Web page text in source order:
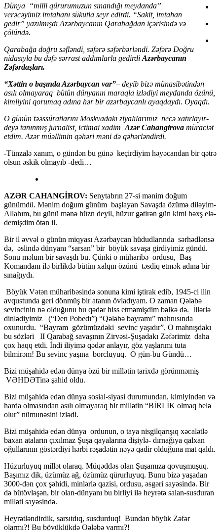
Dünya “milli qürurumuzun sınandığı meydanda”
verəcəyimiz imtahanı sükutla seyr edirdi. “Sakit, imtahan
gedir” yazılmışdı Azərbaycanın Qarabağdan içərisində və
çölündə.
Qarabağa doğru səfləndi, səfərə səfərbərləndi. Zəfərə Doğru
nidasıyla bu dəfə sərrast addımlarla gedirdi Azərbaycanın
Zəfərdaşları.
“Xəttin o başında Azərbaycan var”– deyib bizə münasibətindən
asılı olmayaraq bütün dünyanın maraqla izlədiyi meydanda özünü,
kimliyini qorumaq adına hər bir azərbaycanlı ayaqdaydı. Oyaqdı.
O günün təəssüratlarını Moskvadakı ziyalılarımız necə xatırlayır-
deyə tanınmış jurnalist, ictimai xadim Azər Cahangirova müraciət
etdim. Azər müəllimin qəhəri məni də qəhərləndirdi.
-Tünzalə xanım, o gündən bu günə keçirdiyim həyəcandan bir qətrə
olsun əskik olmayıb -dedi…
AZƏR CAHANGİROV: Senytabrın 27-si mənim doğum
günümdü. Mənim doğum günüm başlayan Savaşda özümə diləyim-
Allahım, bu günü mənə hüzn deyil, hüzur gətirən gün kimi bəxş elə-
demişdim ötən il.
Bir il əvvəl o günün miqyası Azərbaycan hüdudlarında sərhədlənsə
də, əslində dünyanı “sarsan” bir böyük savaşa girdiyimiz gündü.
Sonu məlum bir savaşdı bu. Çünki o müharibə ordusu, Baş
Komandanı ilə birlikdə bütün xalqın özünü təsdiq etmək adına bir
sınağıydı.
Böyük Vətən müharibəsində sonuna kimi iştirak edib, 1945-ci ilin
avqustunda geri dönmüş bir atanın övladıyam. O zaman Qələbə
sevincinin nə olduğunu bu qədər hiss etməmişdim bəlkə də. İllərlə
dinlədiyimiz (“Den Pobedı”) “Qələbə bayramı” mahnısında
oxunurdu. “Bayram gözümüzdəki sevinc yaşıdır”. O mahnışdakı
bu sözləri II Qarabağ savaşının Zirvəsi-Şuşadakı Zəfərimiz daha
çox haqq etdi. İndi iliyimə qədər anlayır, göz yaşlarımı tuta
bilmirəm! Bu sevinc yaşına borcluyuq. O gün-bu Gündü…
Bizi müşahidə edən dünya özü bir millətin tarixdə görünməmiş
VƏHDƏTinə şahid oldu.
Bizi müşahidə edən dünya sosial-siyasi durumundan, kimlyindən və
harda olmasından asılı olmayaraq bir millətin “BİRLİK olmaq belə
olur” nümunəsini izlədi.
Bizi müşahidə edən dünya ordunun, o taya nisgilqarışıq xəcalətlə
baxan ataların çıxılmaz Şuşa qayalarına dişiylə- dırnağıya qalxan
oğullarının göstərdiyi hərbi rəşadətin nəyə qadir olduğuna mat qaldı.
Hüzurluyuq millət olaraq. Müqəddəs olan Şuşamıza qovuşmuşuq.
Başımız dik, üzümüz ağ, özümüz qürurluyuq. Bunu bizə yaşadan
3000-dən çox şəhidi, minlərlə qazisi, ordusu, əsgəri sayəsində. Bir
də bütövləşən, bir olan-dünyanı bu birliyi ilə heyrətə salan-susduran
milləti sayəsində.
Heyrətləndirdik, sarsıtdıq, susdurduq! Bundan böyük Zəfər
olarmı?! Bu böyüklükdə Qələbə varmı?!